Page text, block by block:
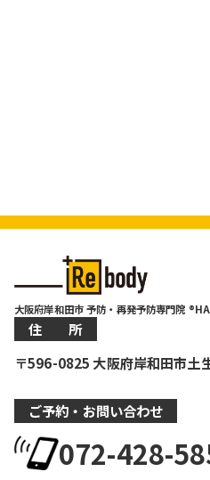
大阪府岸和田市 予防・再発予防専門院
住 所
〒596-0825 大阪府岸和田市土
ご予約・お問い合わせ
072-428-